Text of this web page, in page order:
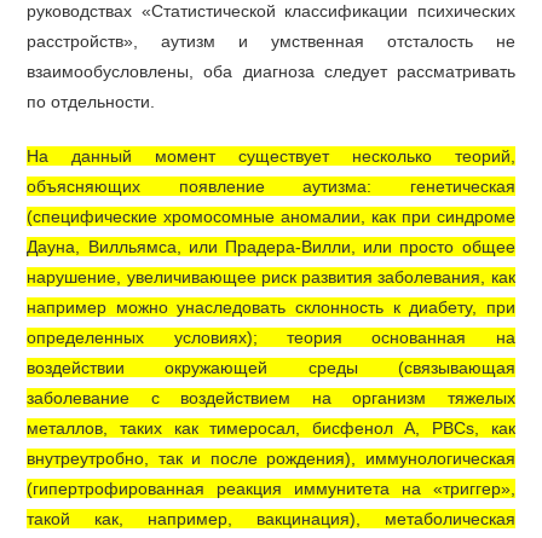
руководствах «Статистической классификации психических
расстройств», аутизм и умственная отсталость не
взаимообусловлены, оба диагноза следует рассматривать
по отдельности.
На данный момент существует несколько теорий,
объясняющих появление аутизма: генетическая
(специфические хромосомные аномалии, как при синдроме
Дауна, Вилльямса, или Прадера-Вилли, или просто общее
нарушение, увеличивающее риск развития заболевания, как
например можно унаследовать склонность к диабету, при
определенных условиях); теория основанная на
воздействии окружающей среды (связывающая
заболевание с воздействием на организм тяжелых
металлов, таких как тимеросал, бисфенол А, PBCs, как
внутреутробно, так и после рождения), иммунологическая
(гипертрофированная реакция иммунитета на «триггер»,
такой как, например, вакцинация), метаболическая